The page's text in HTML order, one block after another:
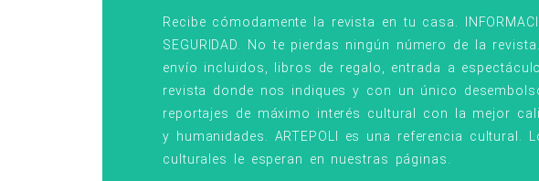
Recibe cómodamente la revista en tu casa.
SEGURIDAD. No te pierdas ningún número de la
envío incluidos, libros de regalo, entrada a
revista donde nos indiques y con un único
reportajes de máximo interés cultural con la mejor
y humanidades. ARTEPOLI es una referencia
culturales le esperan en nuestras páginas.